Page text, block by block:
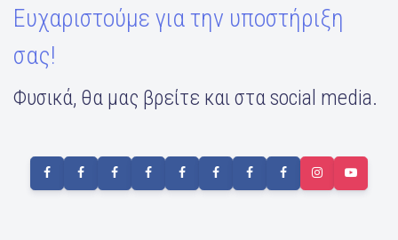
Ευχαριστούμε για την υποστήριξη
σας!
Φυσικά, θα μας βρείτε και στα social media.